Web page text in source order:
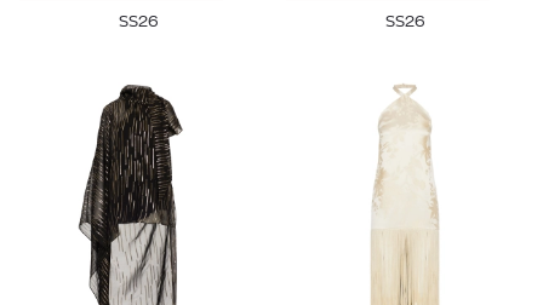
SS26 SS26